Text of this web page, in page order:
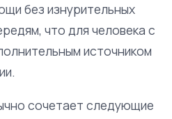
без изнурительных
что для человека с
источником
сочетает следующие